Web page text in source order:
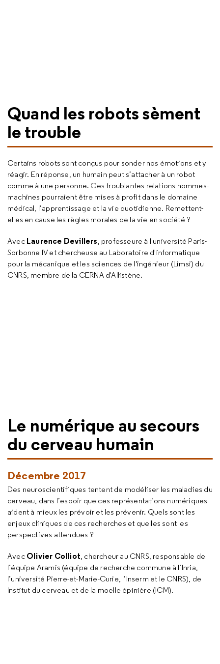
Quand les robots sèment
le trouble
Certains robots sont conçus pour sonder nos émotions et y
réagir. En réponse, un humain peut s’attacher à un robot
comme à une personne. Ces troublantes relations hommes-
machines pourraient être mises à profit dans le domaine
médical, l’apprentissage et la vie quotidienne. Remettent-
elles en cause les règles morales de la vie en société ?
Avec Laurence Devillers, professeure à l'université Paris-
Sorbonne IV et chercheuse au Laboratoire d'informatique
pour la mécanique et les sciences de l'ingénieur (Limsi) du
CNRS, membre de la CERNA d'Allistène.
Le numérique au secours
du cerveau humain
Décembre 2017
Des neuroscientifiques tentent de modéliser les maladies du
cerveau, dans l’espoir que ces représentations numériques
aident à mieux les prévoir et les prévenir. Quels sont les
enjeux cliniques de ces recherches et quelles sont les
perspectives attendues ?
Avec Olivier Colliot, chercheur au CNRS, responsable de
l’équipe Aramis (équipe de recherche commune à l’Inria,
l’université Pierre-et-Marie-Curie, l’Inserm et le CNRS), de
Institut du cerveau et de la moelle épinière (ICM).